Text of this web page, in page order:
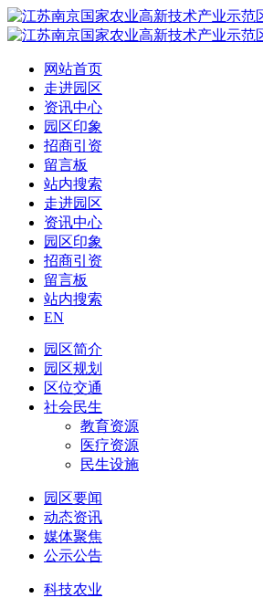
网站首页
走进园区
资讯中心
园区印象
招商引资
留言板
站内搜索
走进园区
资讯中心
园区印象
招商引资
留言板
站内搜索
EN
园区简介
园区规划
区位交通
社会民生
教育资源
医疗资源
民生设施
园区要闻
动态资讯
媒体聚焦
公示公告
科技农业